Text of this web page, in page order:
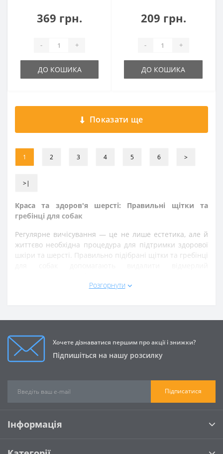
369 грн.
- +
ДО КОШИКА
209 грн.
- +
ДО КОШИКА
Показати ще
1 2 3 4 5 6 >
>|
Краса та здоров'я шерсті: Правильні щітки та
гребінці для собак
Регулярне вичісування — це не лише естетика, але й
життєво необхідна процедура для підтримки здорової
шкіри та шерсті. Правильно підібрані щітки та гребінці
забезпечити масаж шкіри, стимулюючи кровообіг.
розплутати невеликі ковтуни та прибрати
відмерлий підшерсток.
Гребінці та граблі: Металеві гребінці для собак з
підшерстка.
видаляючи до 90% відмерлого підшерстка без
пошкодження остьового волосся.
щітки, які використовуються для короткошерстих
Розгорнути
Хочете дізнаватися першим про акції і знижки?
Підпишіться на нашу розсилку
Підписатися
Інформація